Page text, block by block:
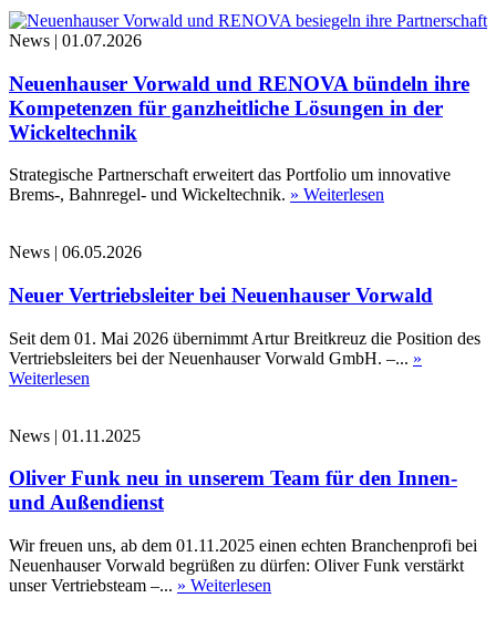
News | 01.07.2026
Neuenhauser Vorwald und RENOVA bündeln ihre
Kompetenzen für ganzheitliche Lösungen in der
Wickeltechnik
Strategische Partnerschaft erweitert das Portfolio um innovative
Brems-, Bahnregel- und Wickeltechnik. » Weiterlesen
News | 06.05.2026
Neuer Vertriebsleiter bei Neuenhauser Vorwald
Seit dem 01. Mai 2026 übernimmt Artur Breitkreuz die Position des
Vertriebsleiters bei der Neuenhauser Vorwald GmbH. –... »
Weiterlesen
News | 01.11.2025
Oliver Funk neu in unserem Team für den Innen-
und Außendienst
Wir freuen uns, ab dem 01.11.2025 einen echten Branchenprofi bei
Neuenhauser Vorwald begrüßen zu dürfen: Oliver Funk verstärkt
unser Vertriebsteam –... » Weiterlesen